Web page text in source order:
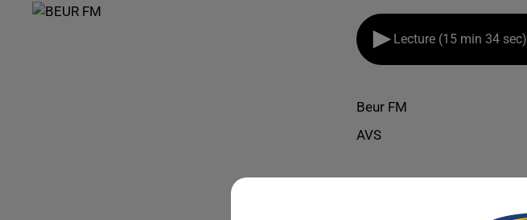
Lecture (15 min 34 sec)
Beur FM
AVS